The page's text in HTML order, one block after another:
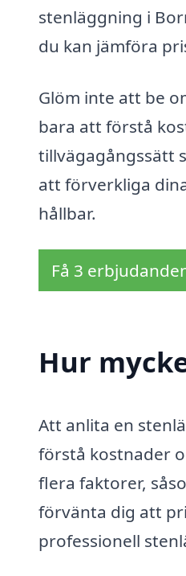
stenläggning i
du kan jämföra
Glöm inte att be
bara att förstå
tillvägagångssätt
att förverkliga
hållbar.
Få 3
Hur
Att anlita en
förstå kostnader
flera faktorer,
förvänta dig att
professionell